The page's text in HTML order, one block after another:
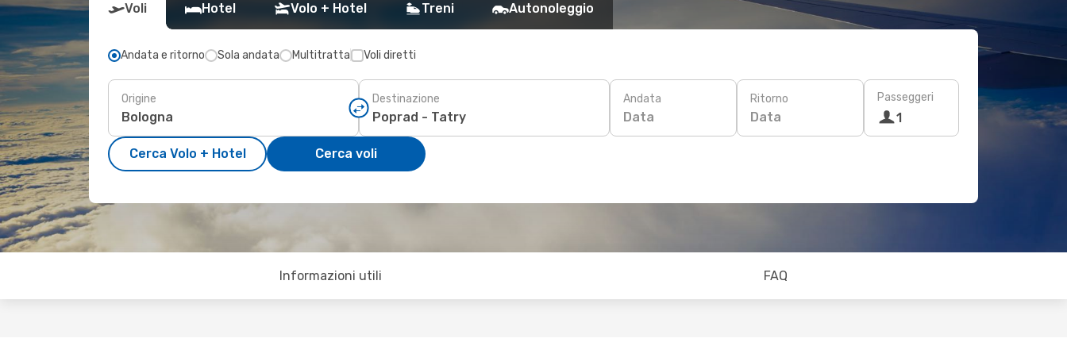
Voli Hotel Volo + Hotel Treni Autonoleggio
Andata e ritorno Sola andata Multitratta Voli diretti
Origine Destinazione Andata
Data
Ritorno
Data
Passeggeri
1
Cerca Volo + Hotel Cerca voli
Informazioni utili FAQ